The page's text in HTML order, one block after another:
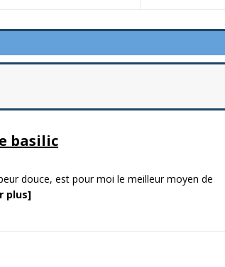
basilic
douce, est pour moi le meilleur moyen de
plus]